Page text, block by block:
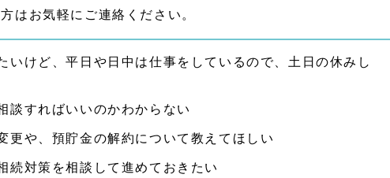
はお気軽にご連絡ください。
いけど、平日や日中は仕事をしているので、土日の休みし
談すればいいのかわからない
更や、預貯金の解約について教えてほしい
続対策を相談して進めておきたい